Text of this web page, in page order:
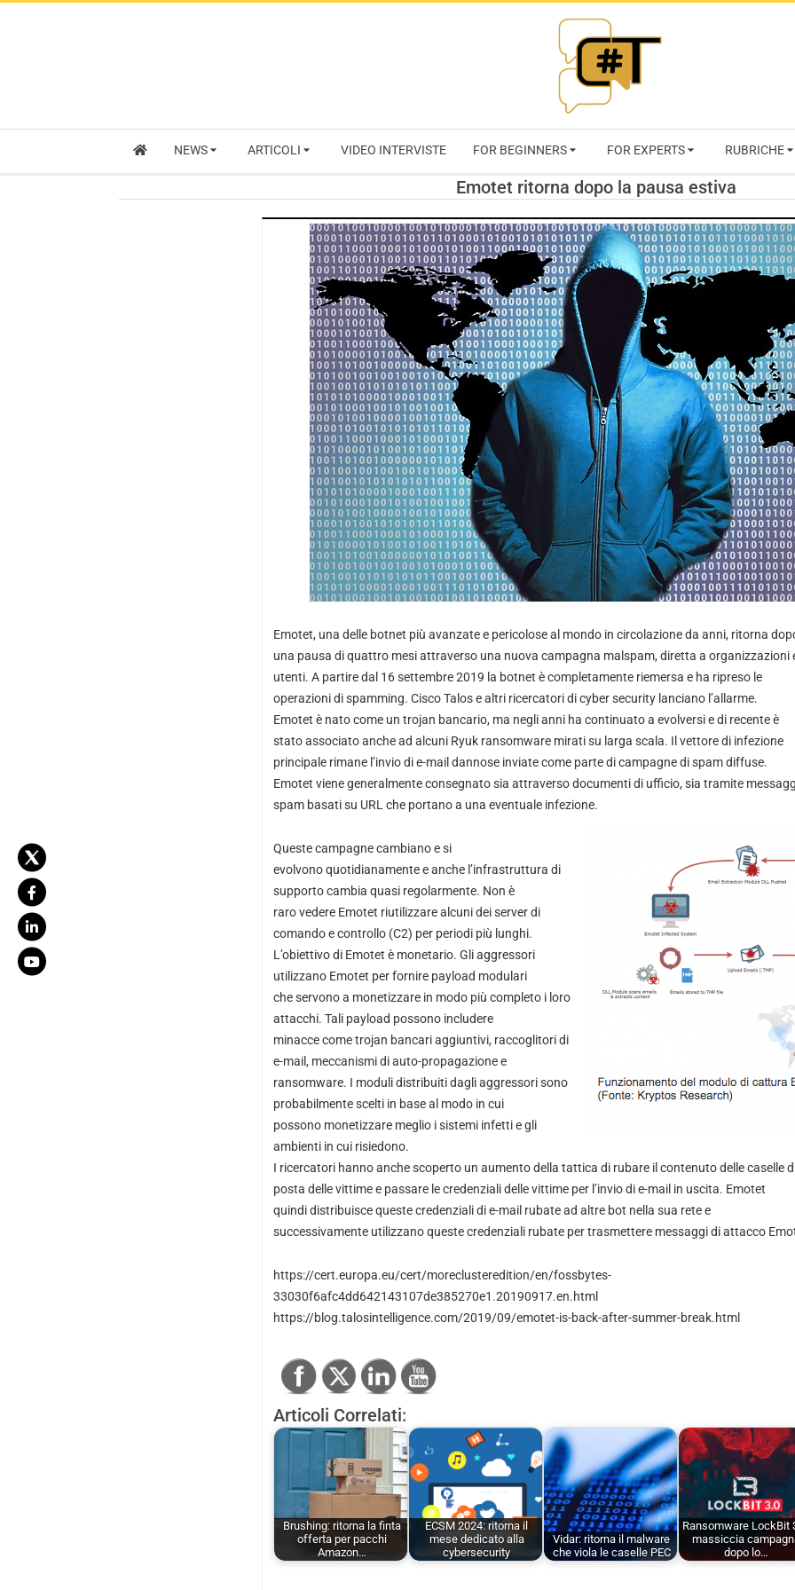
RIVISTA
TRENDS
NEWS ARTICOLI VIDEO INTERVISTE FOR BEGINNERS FOR EXPERTS RUBRICHE
Emotet ritorna dopo la pausa estiva
Emotet, una delle botnet più avanzate e pericolose al mondo in circolazione da anni, ritorna
una pausa di quattro mesi attraverso una nuova campagna malspam, diretta a organizzazioni
utenti. A partire dal 16 settembre 2019 la botnet è completamente riemersa e ha ripreso le
operazioni di spamming. Cisco Talos e altri ricercatori di cyber security lanciano l’allarme.
Emotet è nato come un trojan bancario, ma negli anni ha continuato a evolversi e di recente è
stato associato anche ad alcuni Ryuk ransomware mirati su larga scala. Il vettore di infezione
principale rimane l’invio di e-mail dannose inviate come parte di campagne di spam diffuse.
Emotet viene generalmente consegnato sia attraverso documenti di ufficio, sia tramite
spam basati su URL che portano a una eventuale infezione.
Queste campagne cambiano e si
evolvono quotidianamente e anche l’infrastruttura di
supporto cambia quasi regolarmente. Non è
raro vedere Emotet riutilizzare alcuni dei server di
comando e controllo (C2) per periodi più lunghi.
L’obiettivo di Emotet è monetario. Gli aggressori
utilizzano Emotet per fornire payload modulari
che servono a monetizzare in modo più completo i loro
attacchi. Tali payload possono includere
minacce come trojan bancari aggiuntivi, raccoglitori di
e-mail, meccanismi di auto-propagazione e
ransomware. I moduli distribuiti dagli aggressori sono
probabilmente scelti in base al modo in cui
possono monetizzare meglio i sistemi infetti e gli
ambienti in cui risiedono.
I ricercatori hanno anche scoperto un aumento della tattica di rubare il contenuto delle caselle
posta delle vittime e passare le credenziali delle vittime per l’invio di e-mail in uscita. Emotet
quindi distribuisce queste credenziali di e-mail rubate ad altre bot nella sua rete e
successivamente utilizzano queste credenziali rubate per trasmettere messaggi di attacco
https://cert.europa.eu/cert/moreclusteredition/en/fossbytes-
33030f6afc4dd642143107de385270e1.20190917.en.html
https://blog.talosintelligence.com/2019/09/emotet-is-back-after-summer-break.html
Articoli Correlati:
Brushing: ritorna la finta
offerta per pacchi
Amazon…
ECSM 2024: ritorna il
mese dedicato alla
cybersecurity
Vidar: ritorna il malware
che viola le caselle PEC
Ransomware LockBit
massiccia
dopo lo…